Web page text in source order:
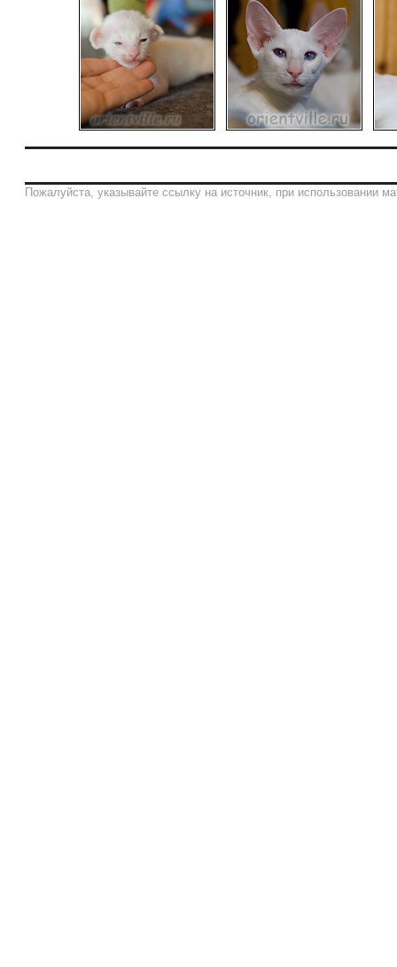
Пожалуйста, указывайте ссылку на источник, при использовании